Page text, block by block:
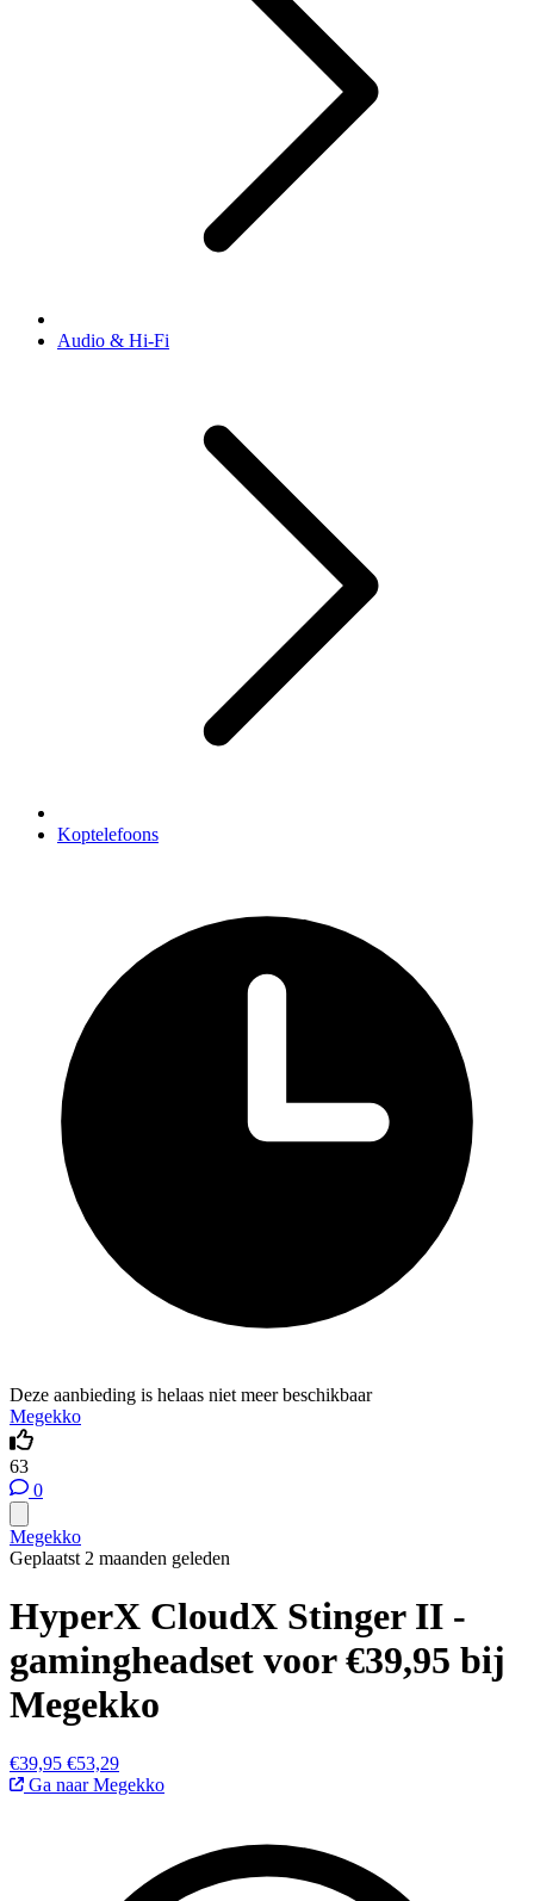
Audio & Hi-Fi
Koptelefoons
Deze aanbieding is helaas niet meer beschikbaar
Megekko
63
0
Megekko
Geplaatst 2 maanden geleden
HyperX CloudX Stinger II -
gamingheadset voor €39,95 bij
Megekko
€39,95 €53,29
Ga naar Megekko